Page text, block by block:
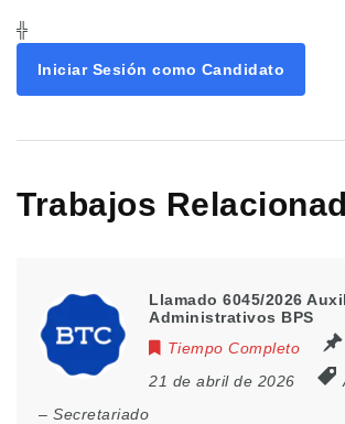
╬
Iniciar Sesión como Candidato
Trabajos
Llamado 6045/2026
Administrativos BPS
Tiempo Completo
21 de abril de 2026
– Secretariado